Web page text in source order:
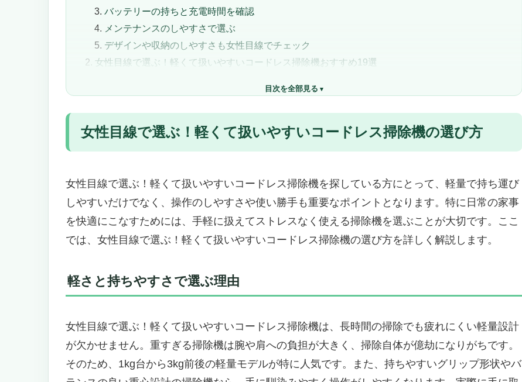
バッテリーの持ちと充電時間を確認
メンテナンスのしやすさで選ぶ
デザインや収納のしやすさも女性目線でチェック
女性目線で選ぶ！軽くて扱いやすいコードレス掃除機おすすめ19選
SYSTEM NEO+」
B0DFKVD4LH
軽量で疲れにくい！女性でもラクラク使えるパワフル掃除機
こんな女性におすすめ／おすすめできない方
女性目線で選ぶ！軽くて使いやすいコードレス掃除機「Shark EVOPOWER SYSTEM NEOII+
LC551JBK」
自動ゴミ収集ドックで手間いらず！清潔感キープも簡単に
こんな女性におすすめ＆気をつけたいポイント
女性目線で選ぶ！軽くて扱いやすいコードレス掃除機「パナソニック MC-NX810KM-W」
マイクロミスト搭載で床をしっとりキレイに
お手入れ簡単！からまないブラシと自動ゴミ収集
LEDライトとクリーンセンサーで見えないゴミも見逃さない
目次を全部見る
女性目線で選ぶ！軽くて扱いやすいコードレス掃除機の選び方
女性目線で選ぶ！軽くて扱いやすいコードレス掃除機を探している方にとって、軽量で持ち運び
しやすいだけでなく、操作のしやすさや使い勝手も重要なポイントとなります。特に日常の家事
を快適にこなすためには、手軽に扱えてストレスなく使える掃除機を選ぶことが大切です。ここ
では、女性目線で選ぶ！軽くて扱いやすいコードレス掃除機の選び方を詳しく解説します。
軽さと持ちやすさで選ぶ理由
女性目線で選ぶ！軽くて扱いやすいコードレス掃除機は、長時間の掃除でも疲れにくい軽量設計
が欠かせません。重すぎる掃除機は腕や肩への負担が大きく、掃除自体が億劫になりがちです。
そのため、1kg台から3kg前後の軽量モデルが特に人気です。また、持ちやすいグリップ形状やバ